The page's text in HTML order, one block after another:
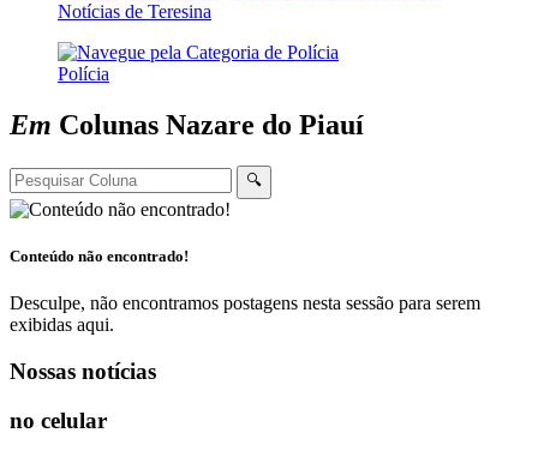
Notícias de Teresina
Polícia
Em Colunas Nazare do Piauí
🔍
Conteúdo não encontrado!
Desculpe, não encontramos postagens nesta sessão para serem
exibidas aqui.
Nossas notícias
no celular